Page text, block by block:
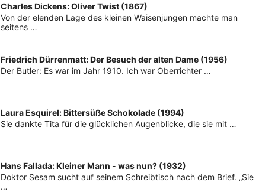
Charles Dickens: Oliver Twist (1867)
Von der elenden Lage des kleinen Waisenjungen machte man
seitens …
Friedrich Dürrenmatt: Der Besuch der alten Dame (1956)
Der Butler: Es war im Jahr 1910. Ich war Oberrichter …
Laura Esquirel: Bittersüße Schokolade (1994)
Sie dankte Tita für die glücklichen Augenblicke, die sie mit …
Hans Fallada: Kleiner Mann - was nun? (1932)
Doktor Sesam sucht auf seinem Schreibtisch nach dem Brief. „Sie
…